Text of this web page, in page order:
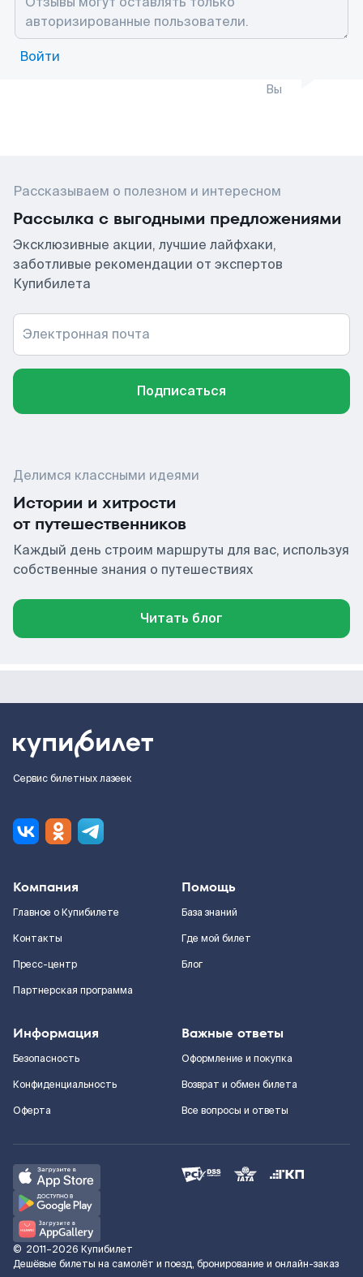
Войти
Вы
Рассказываем о полезном и интересном
Рассылка с выгодными предложениями
Эксклюзивные акции, лучшие лайфхаки,
заботливые рекомендации от экспертов
Купибилета
Электронная почта
Подписаться
Делимся классными идеями
Истории и хитрости
от путешественников
Каждый день строим маршруты для вас, используя
собственные знания о путешествиях
Читать блог
Сервис билетных лазеек
Компания
Главное о Купибилете
Контакты
Пресс-центр
Партнерская программа
Помощь
База знаний
Где мой билет
Блог
Информация
Безопасность
Конфиденциальность
Оферта
Важные ответы
Оформление и покупка
Возврат и обмен билета
Все вопросы и ответы
© 2011–2026 Купибилет
Дешёвые билеты на самолёт и поезд, бронирование и онлайн-заказ